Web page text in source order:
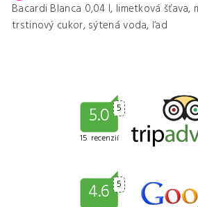
Bacardi Blanca 0,04 l, limetková šťava,
trstinový cukor, sýtená voda, ľad
5.0 5
15 recenzií
4.6 5